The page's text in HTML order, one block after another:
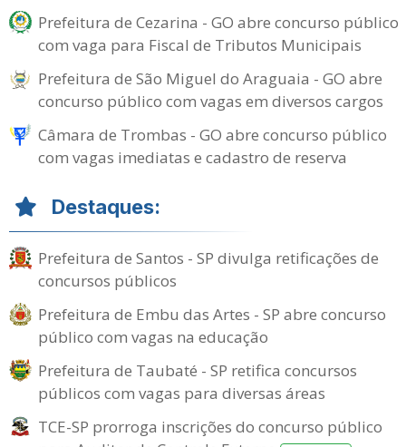
Prefeitura de Cezarina - GO abre concurso público
com vaga para Fiscal de Tributos Municipais
Prefeitura de São Miguel do Araguaia - GO abre
concurso público com vagas em diversos cargos
Câmara de Trombas - GO abre concurso público
com vagas imediatas e cadastro de reserva
Destaques:
Prefeitura de Santos - SP divulga retificações de
concursos públicos
Prefeitura de Embu das Artes - SP abre concurso
público com vagas na educação
Prefeitura de Taubaté - SP retifica concursos
públicos com vagas para diversas áreas
TCE-SP prorroga inscrições do concurso público